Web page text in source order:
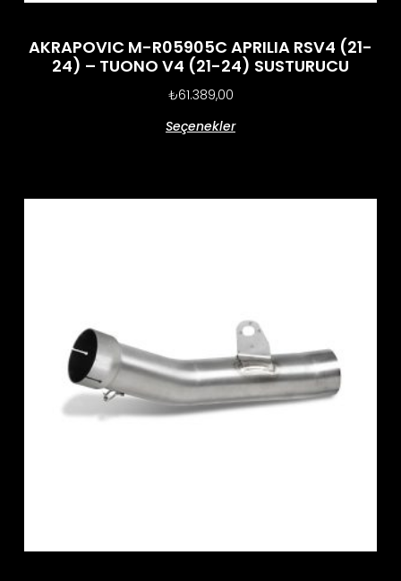
AKRAPOVIC M-R05905C APRILIA RSV4 (21-
24) – TUONO V4 (21-24) SUSTURUCU
₺61.389,00
Seçenekler